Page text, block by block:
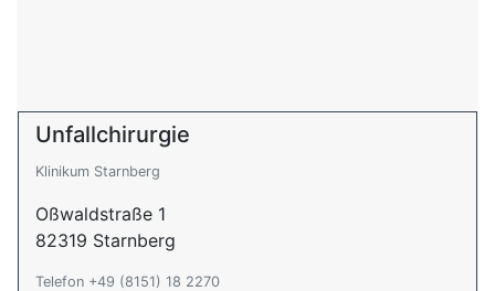
Unfallchirurgie
Klinikum Starnberg
Oßwaldstraße 1
82319 Starnberg
Telefon +49 (8151) 18 2270